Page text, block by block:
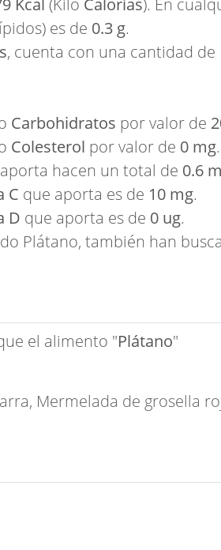
Kcal (Kilo Calorías). En
es de 0.3 g.
, cuenta con una cantidad de
Carbohidratos por valor de
Colesterol por valor de 0 mg.
hacen un total de 0.6
C que aporta es de 10 mg.
D que aporta es de 0 ug.
Plátano, también han
el alimento "Plátano"
, Mermelada de grosella